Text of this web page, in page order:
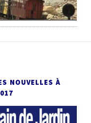
NOUVELLES À